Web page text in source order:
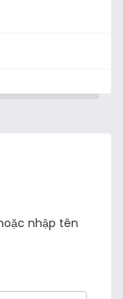
nhập tên